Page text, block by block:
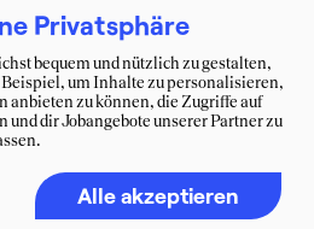
Privatsphäre
bequem und nützlich zu gestalten,
um Inhalte zu personalisieren,
anbieten zu können, die Zugriffe auf
und dir Jobangebote unserer Partner zu
Alle akzeptieren
Berater:innen persönlich
und starte deinen Weg ins
Consulting.
Zum Eventkalender